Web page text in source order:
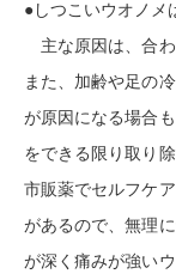
●しつこいウオノメ
主な原因は、合わ
また、加齢や足の
が原因になる場合
をできる限り取り
市販薬でセルフケ
があるので、無理
が深く痛みが強い